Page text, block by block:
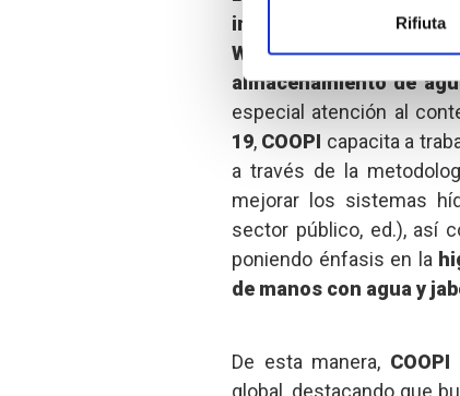
Rifiuta
infecciones, la
WASH, y la
almacenamiento de
especial atención al
19, COOPI capacita a
a través de la
mejorar los sistemas
sector público, ed.), así
poniendo énfasis en la
de manos con agua y
De esta manera, COOPI
global, destacando que